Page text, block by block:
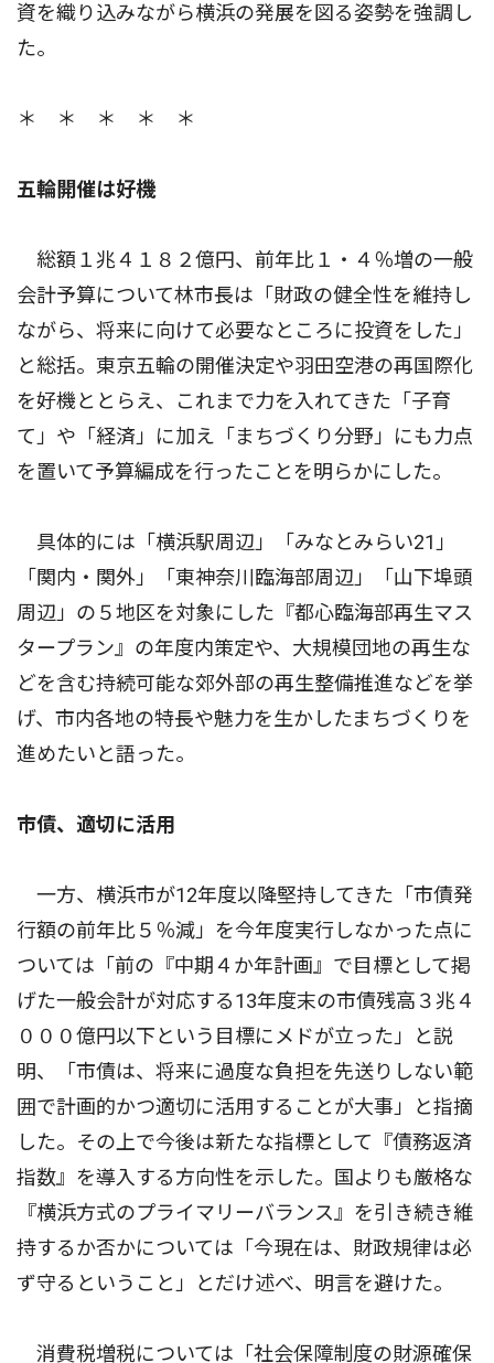
資を織り込みながら横浜の発展を図る姿勢を強調し
た。
＊ ＊ ＊ ＊ ＊
五輪開催は好機
総額１兆４１８２億円、前年比１・４％増の一般
会計予算について林市長は「財政の健全性を維持し
ながら、将来に向けて必要なところに投資をした」
と総括。東京五輪の開催決定や羽田空港の再国際化
を好機ととらえ、これまで力を入れてきた「子育
て」や「経済」に加え「まちづくり分野」にも力点
を置いて予算編成を行ったことを明らかにした。
具体的には「横浜駅周辺」「みなとみらい21」
「関内・関外」「東神奈川臨海部周辺」「山下埠頭
周辺」の５地区を対象にした『都心臨海部再生マス
タープラン』の年度内策定や、大規模団地の再生な
どを含む持続可能な郊外部の再生整備推進などを挙
げ、市内各地の特長や魅力を生かしたまちづくりを
進めたいと語った。
市債、適切に活用
一方、横浜市が12年度以降堅持してきた「市債発
行額の前年比５％減」を今年度実行しなかった点に
ついては「前の『中期４か年計画』で目標として掲
げた一般会計が対応する13年度末の市債残高３兆４
０００億円以下という目標にメドが立った」と説
明、「市債は、将来に過度な負担を先送りしない範
囲で計画的かつ適切に活用することが大事」と指摘
した。その上で今後は新たな指標として『債務返済
指数』を導入する方向性を示した。国よりも厳格な
『横浜方式のプライマリーバランス』を引き続き維
持するか否かについては「今現在は、財政規律は必
ず守るということ」とだけ述べ、明言を避けた。
消費税増税については「社会保障制度の財源確保